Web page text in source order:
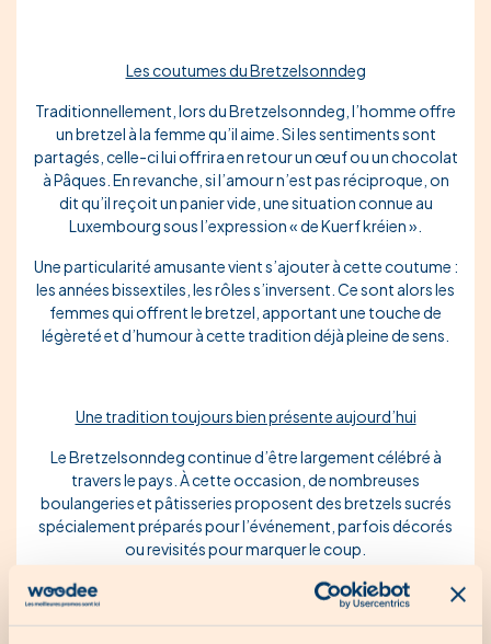
Les coutumes du Bretzelsonndeg
Traditionnellement, lors du Bretzelsonndeg, l’homme offre
un bretzel à la femme qu’il aime. Si les sentiments sont
partagés, celle-ci lui offrira en retour un œuf ou un chocolat
à Pâques. En revanche, si l’amour n’est pas réciproque, on
dit qu’il reçoit un panier vide, une situation connue au
Luxembourg sous l’expression « de Kuerf kréien ».
Une particularité amusante vient s’ajouter à cette coutume :
les années bissextiles, les rôles s’inversent. Ce sont alors les
femmes qui offrent le bretzel, apportant une touche de
légèreté et d’humour à cette tradition déjà pleine de sens.
Une tradition toujours bien présente aujourd’hui
Le Bretzelsonndeg continue d’être largement célébré à
travers le pays. À cette occasion, de nombreuses
boulangeries et pâtisseries proposent des bretzels sucrés
spécialement préparés pour l’événement, parfois décorés
ou revisités pour marquer le coup.
C’est aussi une belle excuse pour partager un moment à
deux, autour d’un café ou d’un chocolat chaud, et célébrer